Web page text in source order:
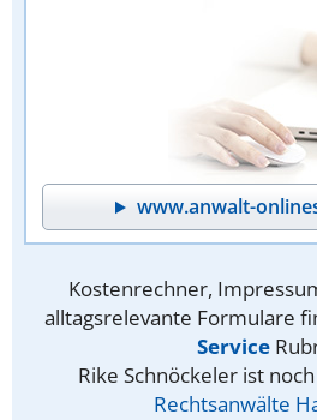
www.anwalt-
Kostenrechner,
alltagsrelevante Formulare
Service
Rike Schnöckeler ist
Rechtsanwälte